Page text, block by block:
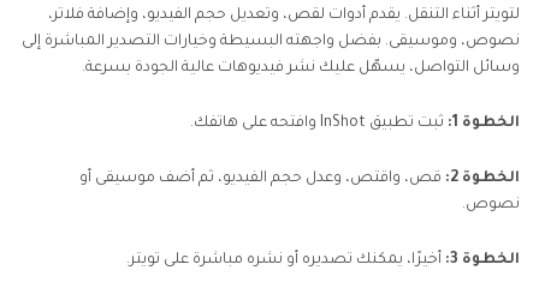
لتويتر أثناء التنقل. يقدم أدوات لقص، وتعديل حجم الفيديو، وإضافة فلاتر،
نصوص، وموسيقى. بفضل واجهته البسيطة وخيارات التصدير المباشرة إلى
وسائل التواصل، يسهّل عليك نشر فيديوهات عالية الجودة بسرعة.
الخطوة 1: ثبت تطبيق InShot وافتحه على هاتفك.
الخطوة 2:
قص، واقتص، وعدل حجم الفيديو، ثم أضف موسيقى أو
نصوص.
الخطوة 3: أخيرًا، يمكنك تصديره أو نشره مباشرة على تويتر.